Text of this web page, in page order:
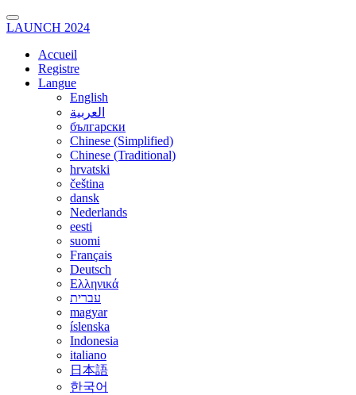
LAUNCH 2024
Accueil
Registre
Langue
English
العربية
български
Chinese (Simplified)
Chinese (Traditional)
hrvatski
čeština
dansk
Nederlands
eesti
suomi
Français
Deutsch
Ελληνικά
עברית
magyar
íslenska
Indonesia
italiano
日本語
한국어